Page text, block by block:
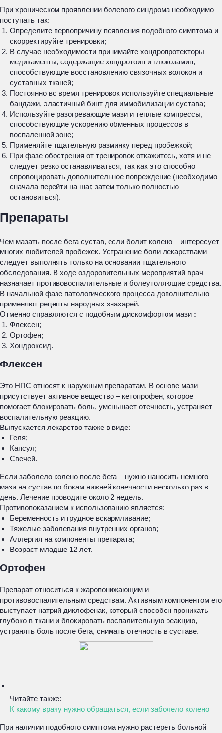
При хроническом проявлении болевого синдрома необходимо
поступать так:
Определите первопричину появления подобного симптома и
скорректируйте тренировки;
В случае необходимости принимайте хондропротекторы –
медикаменты, содержащие хондротоин и глюкозамин,
способствующие восстановлению связочных волокон и
суставных тканей;
Постоянно во время тренировок используйте специальные
бандажи, эластичный бинт для иммобилизации сустава;
Используйте разогревающие мази и теплые компрессы,
способствующие ускорению обменных процессов в
воспаленной зоне;
Применяйте тщательную разминку перед пробежкой;
При фазе обострения от тренировок откажитесь, хотя и не
следует резко останавливаться, так как это способно
спровоцировать дополнительное повреждение (необходимо
сначала перейти на шаг, затем только полностью
остановиться).
Препараты
Чем мазать после бега сустав, если болит колено – интересует
многих любителей пробежек. Устранение боли лекарствами
следует выполнять только на основании тщательного
обследования. В ходе оздоровительных мероприятий врач
назначает противовоспалительные и болеутоляющие средства.
В начальной фазе патологического процесса дополнительно
применяют рецепты народных знахарей.
Отменно справляются с подобным дискомфортом мази :
Флексен;
Ортофен;
Хондроксид.
Флексен
Это НПС относят к наружным препаратам. В основе мази
присутствует активное вещество – кетопрофен, которое
помогает блокировать боль, уменьшает отечность, устраняет
воспалительную реакцию.
Выпускается лекарство также в виде:
Геля;
Капсул;
Свечей.
Если заболело колено после бега – нужно наносить немного
мази на сустав по бокам нижней конечности несколько раз в
день. Лечение проводите около 2 недель.
Противопоказанием к использованию является:
Беременность и грудное вскармливание;
Тяжелые заболевания внутренних органов;
Аллергия на компоненты препарата;
Возраст младше 12 лет.
Ортофен
Препарат относиться к жаропонижающим и
противовоспалительным средствам. Активным компонентом его
выступает натрий диклофенак, который способен проникать
глубоко в ткани и блокировать воспалительную реакцию,
устранять боль после бега, снимать отечность в суставе.
Читайте также:
К какому врачу нужно обращаться, если заболело колено
При наличии подобного симптома нужно растереть больной